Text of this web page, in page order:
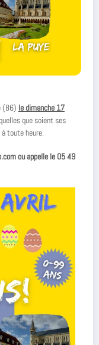
(86) le dimanche 17
que soient ses
toute heure.
ou appelle le 05 49